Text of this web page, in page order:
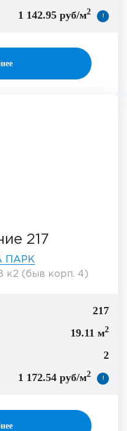
1 142.95 руб/м2 !
217
ПАРК
к2 (быв корп. 4)
217
19.11 м2
2
1 172.54 руб/м2 !